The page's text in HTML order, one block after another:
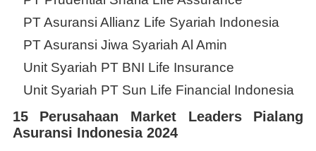
PT Asuransi Allianz Life Syariah Indonesia
PT Asuransi Jiwa Syariah Al Amin
Unit Syariah PT BNI Life Insurance
Unit Syariah PT Sun Life Financial Indonesia
15 Perusahaan Market Leaders Pialang
Asuransi Indonesia 2024